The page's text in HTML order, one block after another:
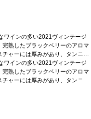
ワインの多い2021ヴィンテージ
熟したブラックベリーのアロマ
ャーには厚みがあり、タンニン
が強い？）。収穫は9月28日か
数を実現できたのは、やはりパ
52% メルロー、30% カベルネ・
ワインの多い2021ヴィンテージ
熟したブラックベリーのアロマ
ャーには厚みがあり、タンニン
数を実現できたのは、やはりパ